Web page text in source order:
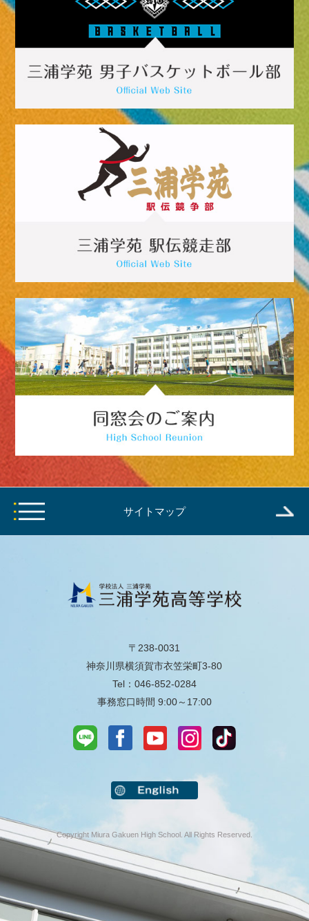
サイトマップ
〒238-0031
神奈川県横須賀市衣笠栄町3-80
Tel：046-852-0284
事務窓口時間 9:00～17:00
Copyright Miura Gakuen High School. All Rights Reserved.